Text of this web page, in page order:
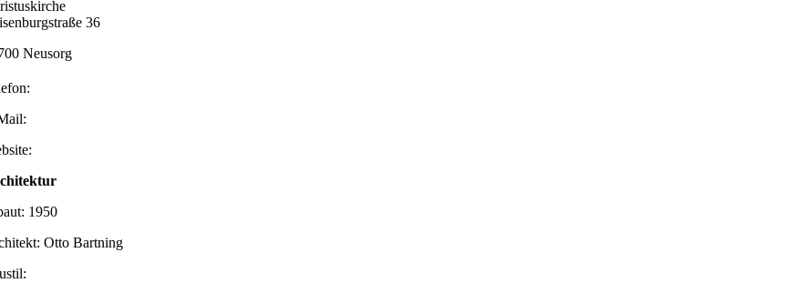
36
Neusorg
1950
Otto Bartning